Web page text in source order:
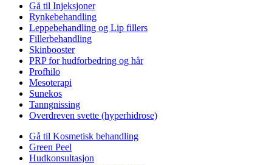
Gå til Injeksjoner
Rynkebehandling
Leppebehandling og Lip fillers
Fillerbehandling
Skinbooster
PRP for hudforbedring og hår
Profhilo
Mesoterapi
Sunekos
Tanngnissing
Overdreven svette (hyperhidrose)
Gå til Kosmetisk behandling
Green Peel
Hudkonsultasjon